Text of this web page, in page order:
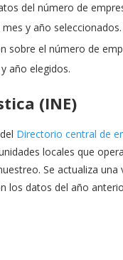
del número de
y año seleccionados.
sobre el número de
año elegidos.
(INE)
Directorio central de
locales que
Se actualiza
los datos del año